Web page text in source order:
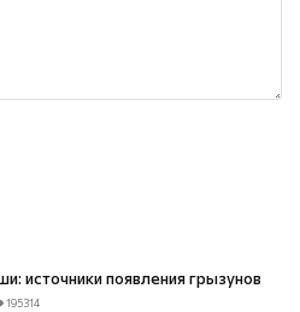
источники появления грызунов
195314